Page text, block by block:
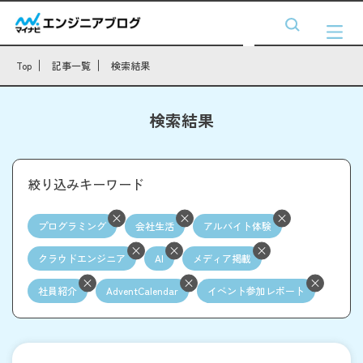
Top 記事一覧 検索結果
検索結果
絞り込みキーワード
プログラミング 会社生活 アルバイト体験
クラウドエンジニア AI メディア掲載
社員紹介 AdventCalendar イベント参加レポート